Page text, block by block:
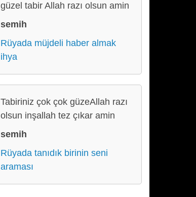
güzel tabir Allah razı olsun amin
semih
Rüyada müjdeli haber almak
ihya
Tabiriniz çok çok güzeAllah razı
olsun inşallah tez çıkar amin
semih
Rüyada tanıdık birinin seni
araması